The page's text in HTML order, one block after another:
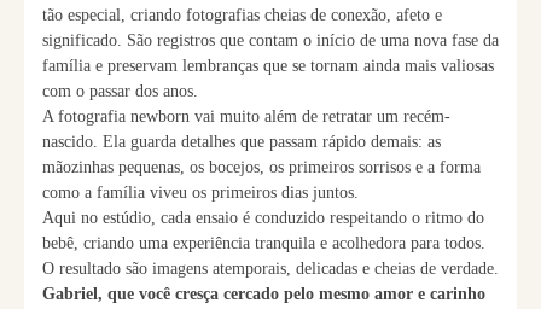
tão especial, criando fotografias cheias de conexão, afeto e
significado. São registros que contam o início de uma nova fase da
família e preservam lembranças que se tornam ainda mais valiosas
com o passar dos anos.
A fotografia newborn vai muito além de retratar um recém-
nascido. Ela guarda detalhes que passam rápido demais: as
mãozinhas pequenas, os bocejos, os primeiros sorrisos e a forma
como a família viveu os primeiros dias juntos.
Aqui no estúdio, cada ensaio é conduzido respeitando o ritmo do
bebê, criando uma experiência tranquila e acolhedora para todos.
O resultado são imagens atemporais, delicadas e cheias de verdade.
Gabriel, que você cresça cercado pelo mesmo amor e carinho